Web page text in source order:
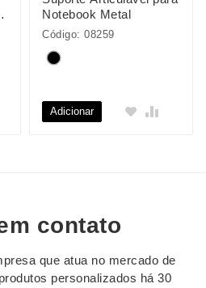
Notebook Metal
Código: 08259
Adicionar
contato
que atua no mercado de
personalizados há 30